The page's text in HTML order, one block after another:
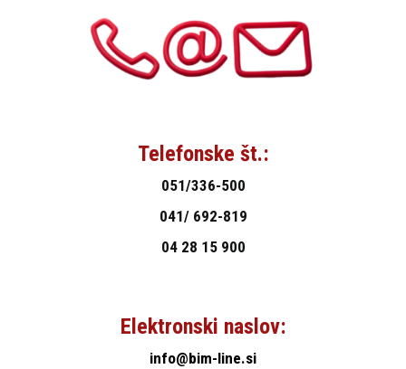
Telefonske št.:
051/336-500
041/ 692-819
04 28 15 900
Elektronski naslov:
info@bim-line.si